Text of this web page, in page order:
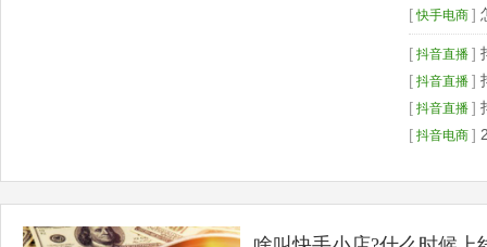
[快手电商 ]
[ 抖音直播 ]
[ 抖音直播 ]
[ 抖音直播 ]
[ 抖音电商 ]